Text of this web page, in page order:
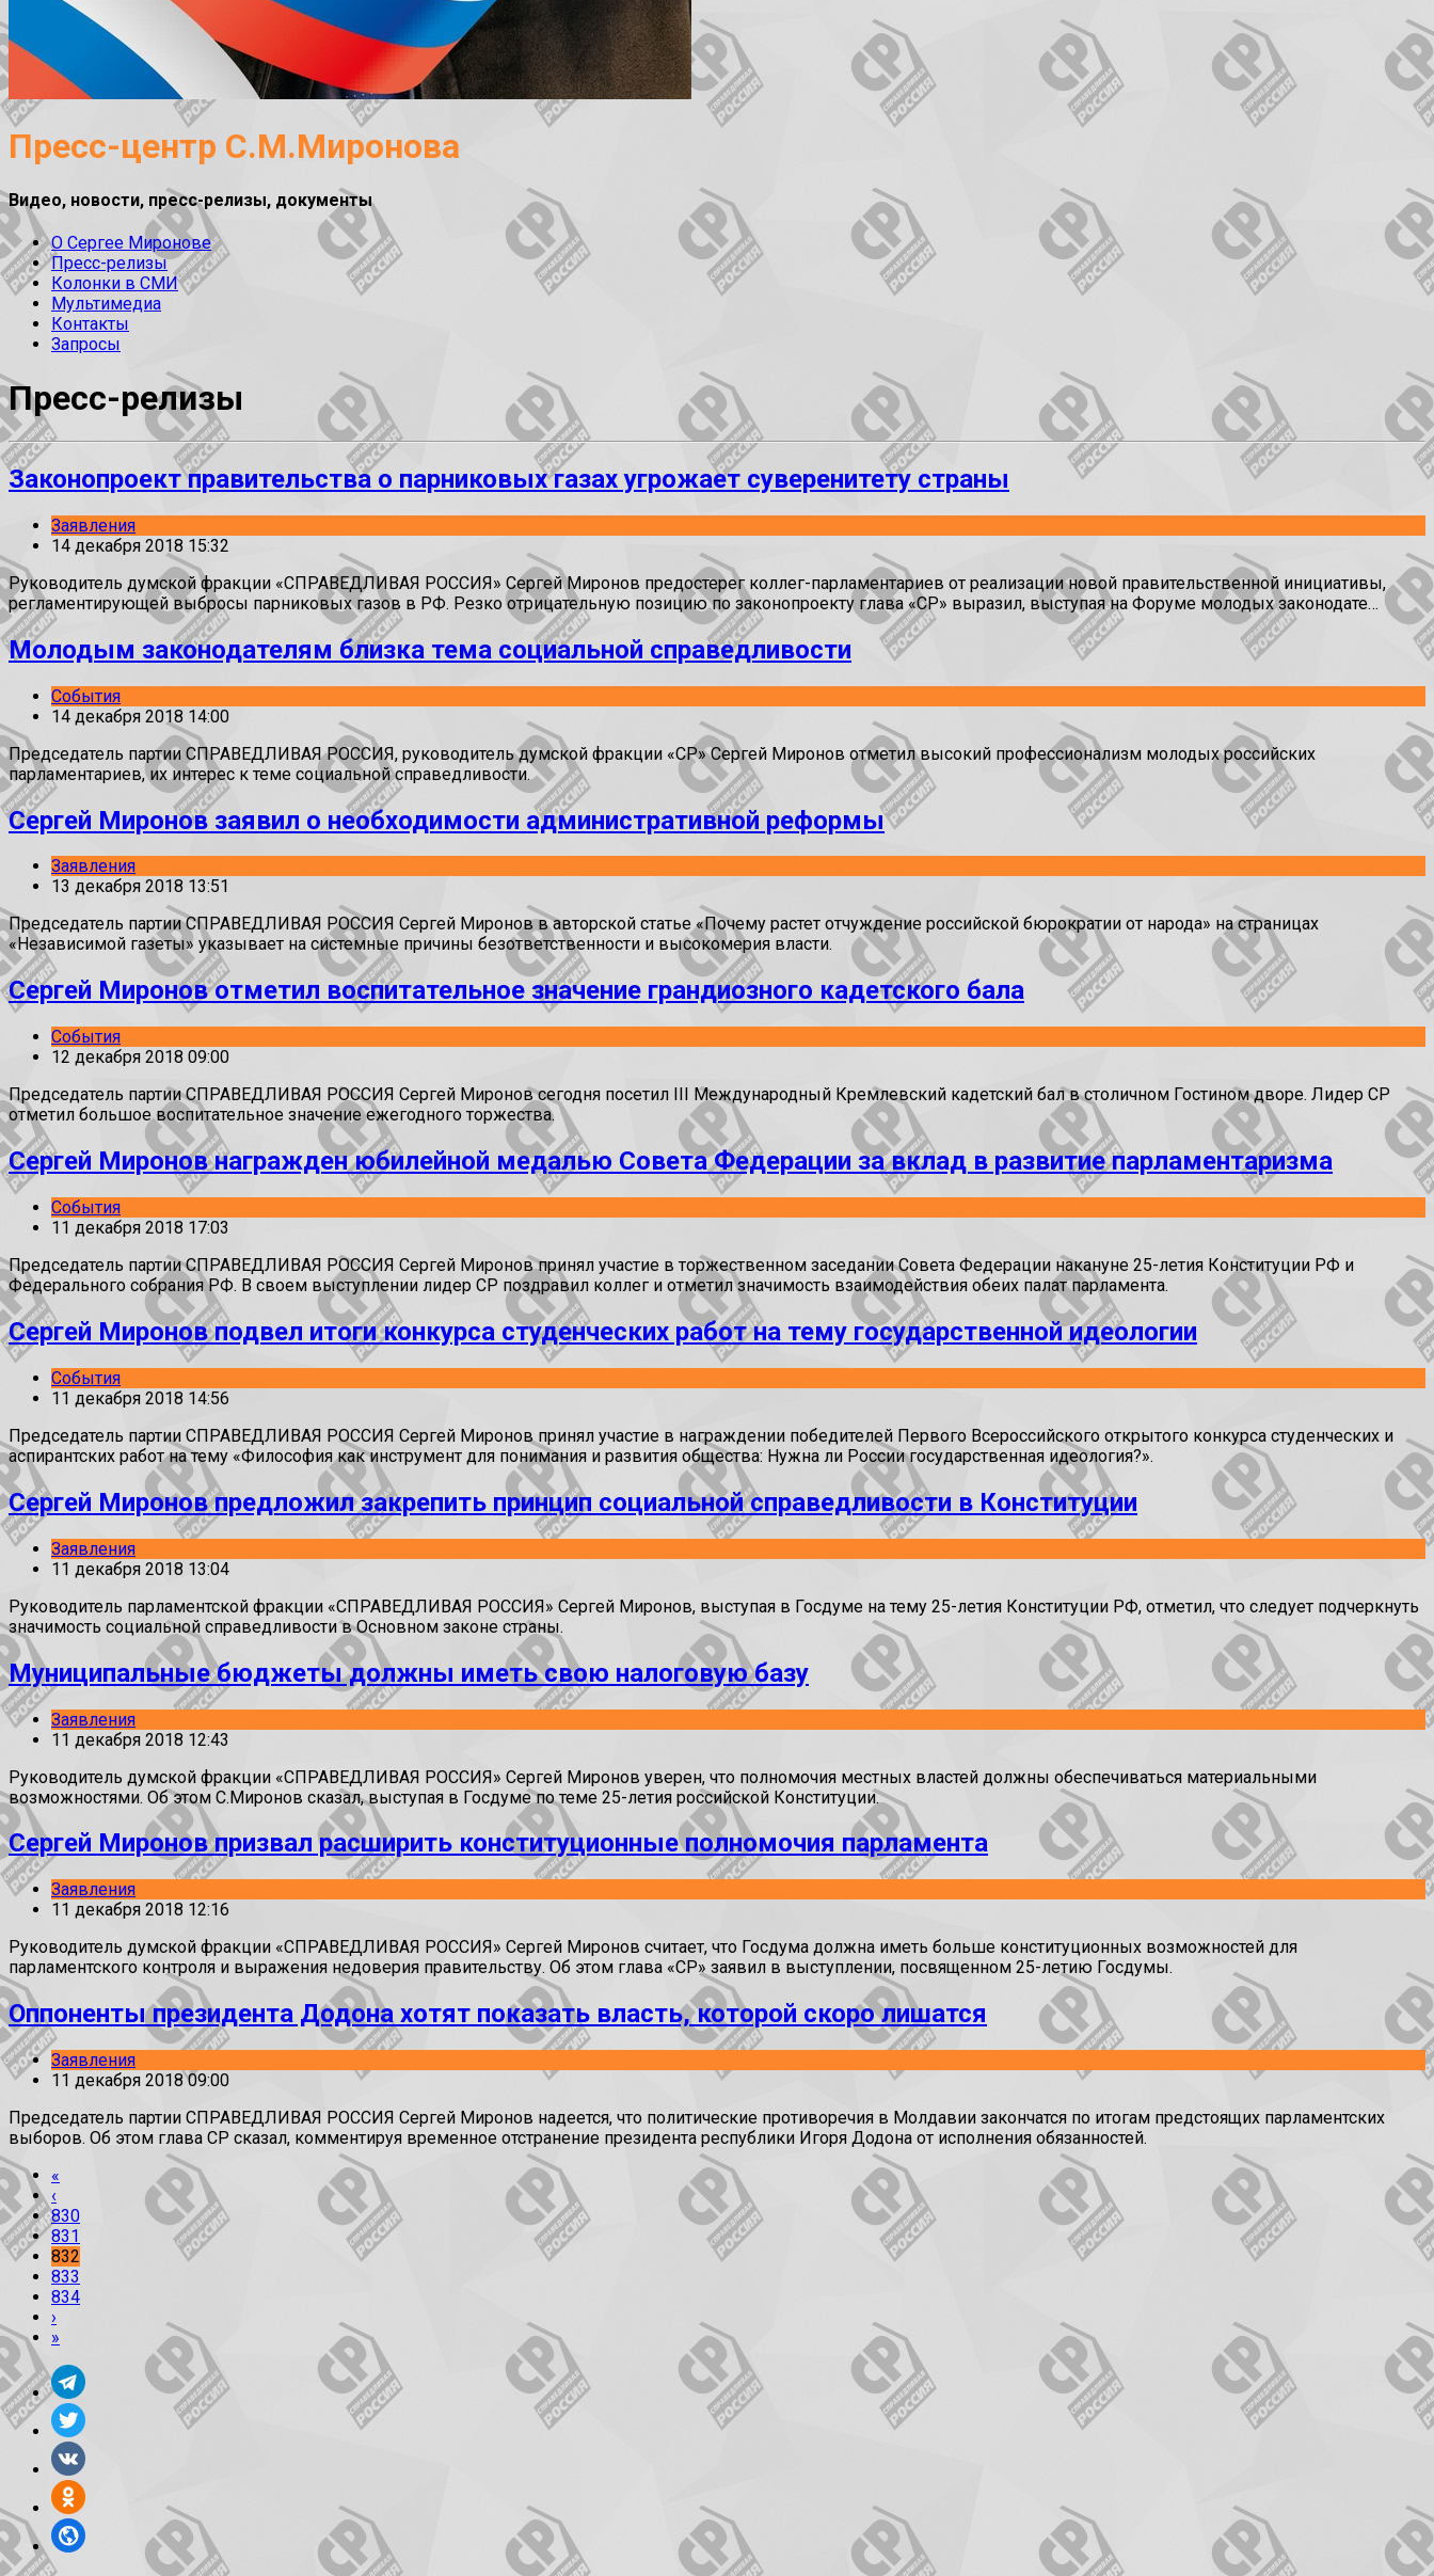
Пресс-центр С.М.Миронова
Видео, новости, пресс-релизы, документы
О Сергее Миронове
Пресс-релизы
Колонки в СМИ
Мультимедиа
Контакты
Запросы
Пресс-релизы
Законопроект правительства о парниковых газах угрожает суверенитету страны
Заявления
14 декабря 2018 15:32
Руководитель думской фракции «СПРАВЕДЛИВАЯ РОССИЯ» Сергей Миронов предостерег коллег-парламентариев от реализации новой правительственной инициативы,
регламентирующей выбросы парниковых газов в РФ. Резко отрицательную позицию по законопроекту глава «СР» выразил, выступая на Форуме молодых законодате…
Молодым законодателям близка тема социальной справедливости
События
14 декабря 2018 14:00
Председатель партии СПРАВЕДЛИВАЯ РОССИЯ, руководитель думской фракции «СР» Сергей Миронов отметил высокий профессионализм молодых российских
парламентариев, их интерес к теме социальной справедливости.
Сергей Миронов заявил о необходимости административной реформы
Заявления
13 декабря 2018 13:51
Председатель партии СПРАВЕДЛИВАЯ РОССИЯ Сергей Миронов в авторской статье «Почему растет отчуждение российской бюрократии от народа» на страницах
«Независимой газеты» указывает на системные причины безответственности и высокомерия власти.
Сергей Миронов отметил воспитательное значение грандиозного кадетского бала
События
12 декабря 2018 09:00
Председатель партии СПРАВЕДЛИВАЯ РОССИЯ Сергей Миронов сегодня посетил III Международный Кремлевский кадетский бал в столичном Гостином дворе. Лидер СР
отметил большое воспитательное значение ежегодного торжества.
Сергей Миронов награжден юбилейной медалью Совета Федерации за вклад в развитие парламентаризма
События
11 декабря 2018 17:03
Председатель партии СПРАВЕДЛИВАЯ РОССИЯ Сергей Миронов принял участие в торжественном заседании Совета Федерации накануне 25-летия Конституции РФ и
Федерального собрания РФ. В своем выступлении лидер СР поздравил коллег и отметил значимость взаимодействия обеих палат парламента.
Сергей Миронов подвел итоги конкурса студенческих работ на тему государственной идеологии
События
11 декабря 2018 14:56
Председатель партии СПРАВЕДЛИВАЯ РОССИЯ Сергей Миронов принял участие в награждении победителей Первого Всероссийского открытого конкурса студенческих и
аспирантских работ на тему «Философия как инструмент для понимания и развития общества: Нужна ли России государственная идеология?».
Сергей Миронов предложил закрепить принцип социальной справедливости в Конституции
Заявления
11 декабря 2018 13:04
Руководитель парламентской фракции «СПРАВЕДЛИВАЯ РОССИЯ» Сергей Миронов, выступая в Госдуме на тему 25-летия Конституции РФ, отметил, что следует подчеркнуть
значимость социальной справедливости в Основном законе страны.
Муниципальные бюджеты должны иметь свою налоговую базу
Заявления
11 декабря 2018 12:43
Руководитель думской фракции «СПРАВЕДЛИВАЯ РОССИЯ» Сергей Миронов уверен, что полномочия местных властей должны обеспечиваться материальными
возможностями. Об этом С.Миронов сказал, выступая в Госдуме по теме 25-летия российской Конституции.
Сергей Миронов призвал расширить конституционные полномочия парламента
Заявления
11 декабря 2018 12:16
Руководитель думской фракции «СПРАВЕДЛИВАЯ РОССИЯ» Сергей Миронов считает, что Госдума должна иметь больше конституционных возможностей для
парламентского контроля и выражения недоверия правительству. Об этом глава «СР» заявил в выступлении, посвященном 25-летию Госдумы.
Оппоненты президента Додона хотят показать власть, которой скоро лишатся
Заявления
11 декабря 2018 09:00
Председатель партии СПРАВЕДЛИВАЯ РОССИЯ Сергей Миронов надеется, что политические противоречия в Молдавии закончатся по итогам предстоящих парламентских
выборов. Об этом глава СР сказал, комментируя временное отстранение президента республики Игоря Додона от исполнения обязанностей.
«
‹
830
831
832
833
834
›
»